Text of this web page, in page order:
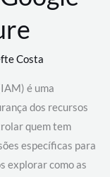
Costa
é uma
dos recursos
quem tem
específicas para
explorar como as